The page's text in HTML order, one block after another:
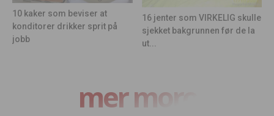
10 kaker som beviser at
konditorer drikker sprit på
jobb
16 jenter som VIRKELIG skulle
sjekket bakgrunnen før de la
ut...
mer moro